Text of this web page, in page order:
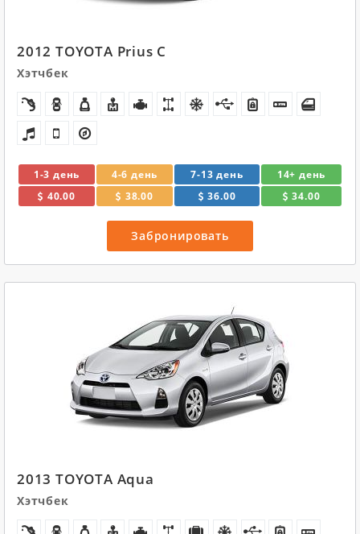
2012 TOYOTA Prius C
Хэтчбек
1-3 день 4-6 день 7-13 день
14+ день
40.00
38.00 36.00 34.00
Забронировать
2013 TOYOTA Aqua
Хэтчбек